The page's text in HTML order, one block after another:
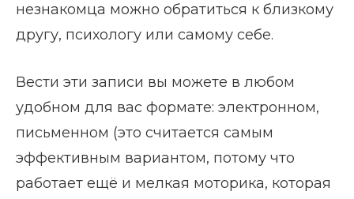
незнакомца можно обратиться к близкому
другу, психологу или самому себе.
Вести эти записи вы можете в любом
удобном для вас формате: электронном,
письменном (это считается самым
эффективным вариантом, потому что
работает ещё и мелкая моторика, которая